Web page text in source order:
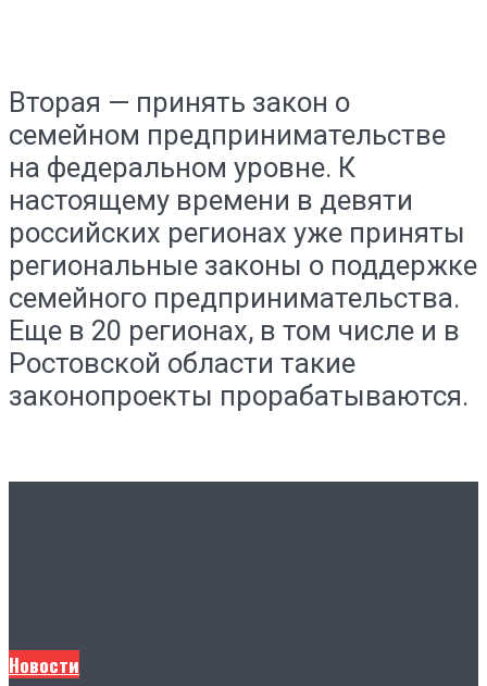
Вторая — принять закон о
семейном предпринимательстве
на федеральном уровне. К
настоящему времени в девяти
российских регионах уже приняты
региональные законы о поддержке
семейного предпринимательства.
Еще в 20 регионах, в том числе и в
Ростовской области такие
законопроекты прорабатываются.
Новости